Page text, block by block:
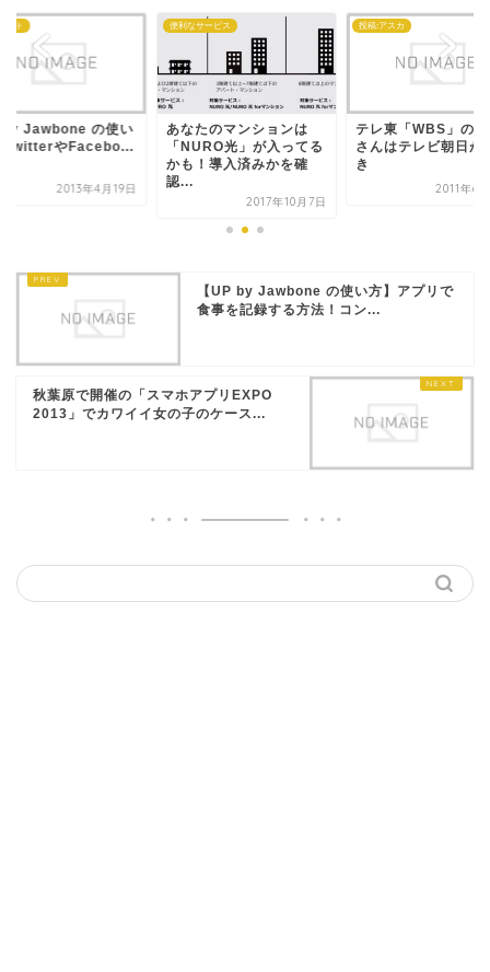
ット
Jawbone の使い
TwitterやFacebo...
2013年4月19日
便利なサービス
あなたのマンションは
「NURO光」が入ってる
かも！導入済みかを確
認...
2017年10月7日
投稿:アスカ
テレ東「WBS」の
さんはテレビ朝日が
き
2011年6
【UP by Jawbone の使い方】アプリで
食事を記録する方法！コン...
秋葉原で開催の「スマホアプリEXPO
2013」でカワイイ女の子のケース...